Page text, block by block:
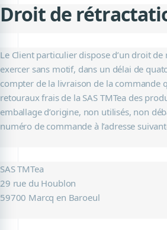
Droit de
Le Client particulier dispose d’un droit
exercer sans motif, dans un délai de
compter de la livraison de la commande
retouraux frais de la SAS TMTea des
emballage d’origine, non utilisés, non
numéro de commande à l’adresse
SAS TMTea
29 rue du Houblon
59700 Marcq en Baroeul